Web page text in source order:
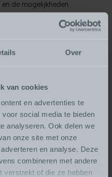
Over
van cookies
en advertenties te
social media te bieden
analyseren. Ook delen we
onze site met onze
en analyse. Deze
combineren met andere
verstrekt of die ze hebben
en de mogelijkheden
stijl bij u past? Welke
of plan voorafgaand
een afspraak